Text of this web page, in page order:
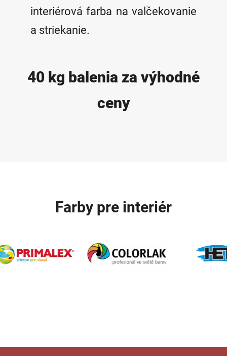
interiérová farba na valčekovanie
a striekanie.
40 kg balenia za výhodné
ceny
Farby pre interiér